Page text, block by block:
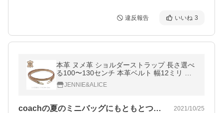
違反報告 いいね 3
本革 ヌメ革 ショルダーストラップ 長さ選べ
る100〜130センチ 本革ベルト 幅12ミリ 天
然皮革 レザー クロスバッグ スマホケース ポ
ーチ 単品
JENNIE&ALICE
coachの夏のミニバッグにもともとつ… 2021/10/25